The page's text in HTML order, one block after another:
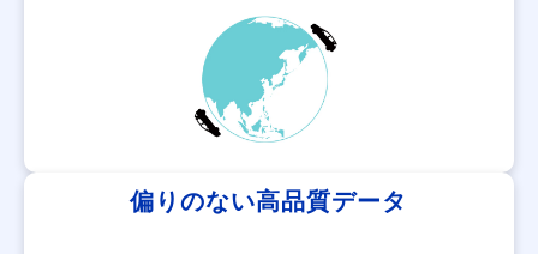
偏りのない高品質データ​